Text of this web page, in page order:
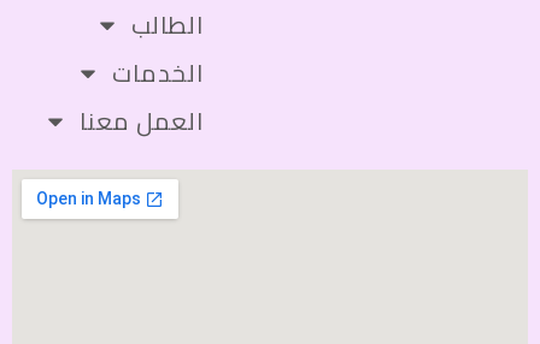
الطالب
الخدمات
العمل معنا